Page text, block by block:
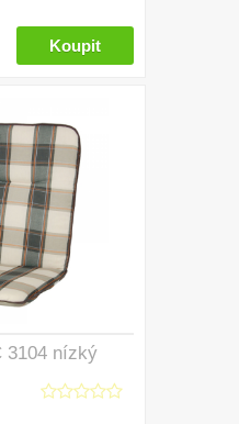
3104 nízký